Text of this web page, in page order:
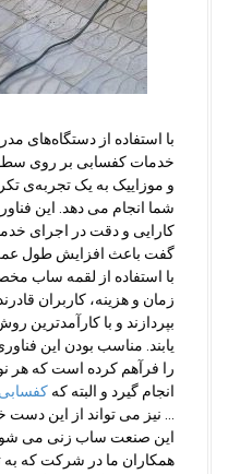
با استفاده از دستگاه‌های
خدمات کفسابی بر روی
و موزاییک به یک تجربه‌ی
شما انجام می دهد. این
کارایی و دقت در اجرای
گفت باعث افزایش طول
با استفاده از لقمه ساب
زمان و هزینه، کاربران
بپردازند و با کارآمدترین
یابند. مناسب بودن این
را فرآهم کرده است که هر
انجام گیرد و البته که کفسابی
… نیز می تواند از این
این صنعت ساب زنی می
همکاران ما در شرکت که